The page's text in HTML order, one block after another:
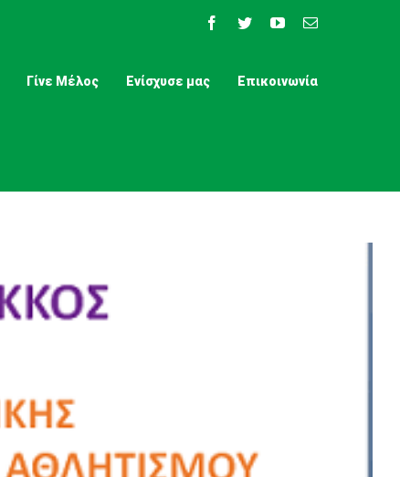
Facebook
TwitterYouTubeEmail
Γίνε Μέλος Ενίσχυσε μας Επικοινωνία